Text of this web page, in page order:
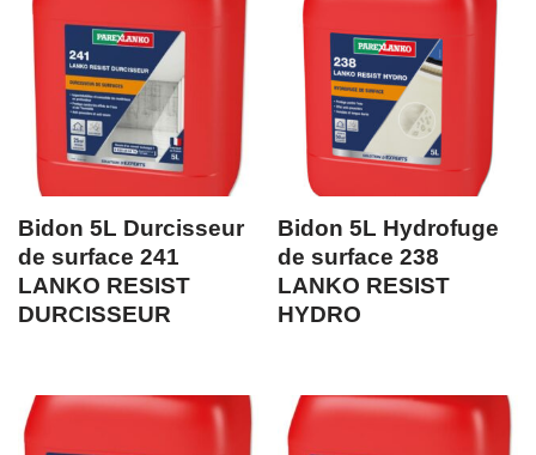
Bidon 5L Durcisseur
de surface 241
LANKO RESIST
DURCISSEUR
Bidon 5L Hydrofuge
de surface 238
LANKO RESIST
HYDRO